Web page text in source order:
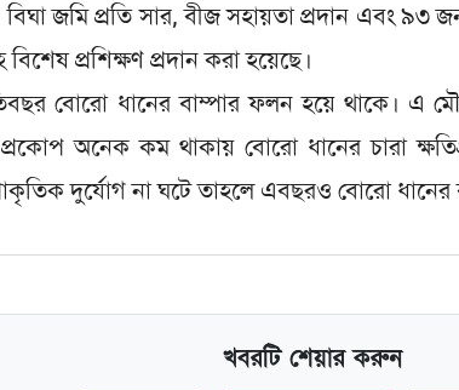
জমি প্রতি সার, বীজ সহায়তা প্রদান এবং
প্রশিক্ষণ প্রদান করা হয়েছে।
বোরো ধানের বাম্পার ফলন হয়ে থাকে। এ
অনেক কম থাকায় বোরো ধানের চারা
দুর্যোগ না ঘটে তাহলে এবছরও বোরো
খবরটি শেয়ার করুন